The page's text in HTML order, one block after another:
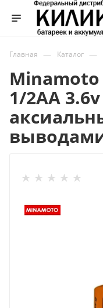
Главная — Каталог —
Minamoto
1/2АА